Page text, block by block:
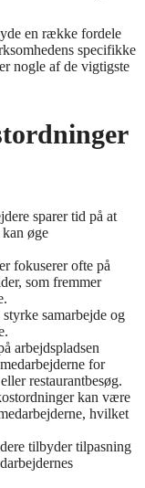
en række fordele
specifikke
nogle af de vigtigste
sparer tid på at
øge
fokuserer ofte på
som fremmer
samarbejde og
arbejdspladsen
for
restaurantbesøg.
kan være
hvilket
tilbyder tilpasning